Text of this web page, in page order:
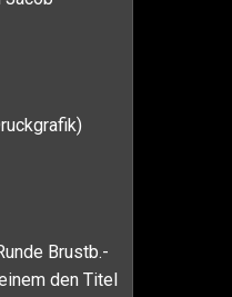
Brustb.-
den Titel